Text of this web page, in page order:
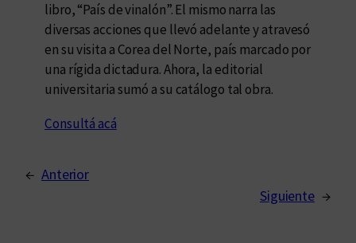
libro, “País de vinalón”. El mismo narra las
diversas acciones que llevó adelante y atravesó
en su visita a Corea del Norte, país marcado por
una rígida dictadura. Ahora, la editorial
universitaria sumó a su catálogo tal obra.
Consultá acá
← Anterior
Siguiente →